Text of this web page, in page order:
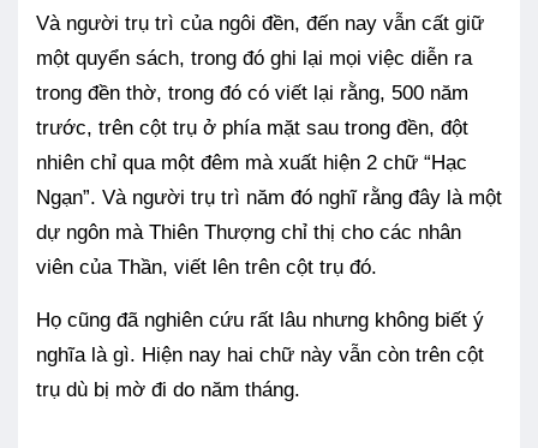
Và người trụ trì của ngôi đền, đến nay vẫn cất giữ
một quyển sách, trong đó ghi lại mọi việc diễn ra
trong đền thờ, trong đó có viết lại rằng, 500 năm
trước, trên cột trụ ở phía mặt sau trong đền, đột
nhiên chỉ qua một đêm mà xuất hiện 2 chữ “Hạc
Ngạn”. Và người trụ trì năm đó nghĩ rằng đây là một
dự ngôn mà Thiên Thượng chỉ thị cho các nhân
viên của Thần, viết lên trên cột trụ đó.
Họ cũng đã nghiên cứu rất lâu nhưng không biết ý
nghĩa là gì. Hiện nay hai chữ này vẫn còn trên cột
trụ dù bị mờ đi do năm tháng.